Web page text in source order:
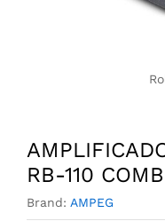
RB-110
Brand: AMPEG